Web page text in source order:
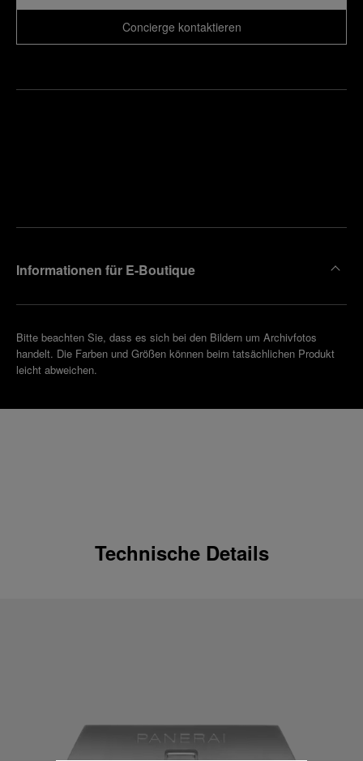
Concierge kontaktieren
Informationen für E-Boutique
Bitte beachten Sie, dass es sich bei den Bildern um Archivfotos
handelt. Die Farben und Größen können beim tatsächlichen Produkt
leicht abweichen.
Technische Details